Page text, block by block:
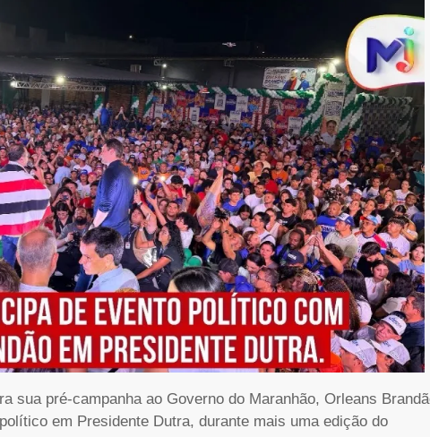
sua pré-campanha ao Governo do Maranhão, Orleans
em Presidente Dutra, durante mais uma edição do